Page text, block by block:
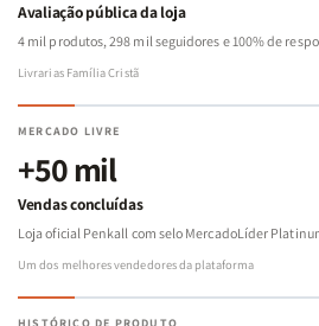
Avaliação pública da loja
4 mil produtos, 298 mil seguidores e 100% de
Livrarias Família Cristã
MERCADO LIVRE
+50 mil
Vendas concluídas
Loja oficial Penkall com selo MercadoLíder
Um dos melhores vendedores da plataforma